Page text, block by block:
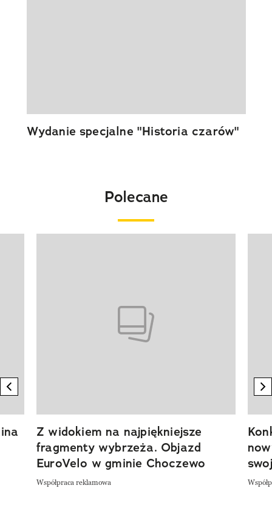
Wydanie specjalne "Historia czarów"
Polecane
previous element
Z widokiem na najpiękniejsze
fragmenty wybrzeża. Objazd
EuroVelo w gminie Choczewo
Współpraca reklamowa